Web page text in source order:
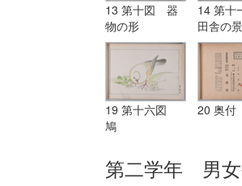
13 第十図 器
物の形
14 第十
田舎の
19 第十六図
鳩
20 奥付
第二学年 男